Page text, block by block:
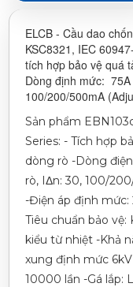
ELCB - Cầu dao
KSC8321, IEC
tích hợp bảo vệ quá
Dòng định mức:
100/200/500mA
Sản phẩm
Series: - Tích hợp
dòng rò -Dòng
rò, IΔn: 30, 100/
-Điện áp định mức:
Tiêu chuẩn bảo vệ:
kiểu từ nhiệt -Khả
xung định mức
10000 lần -Gá lắp: